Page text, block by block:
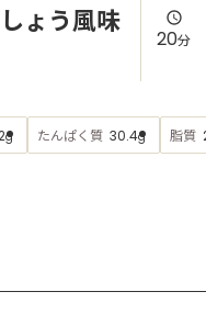
ょう風味
20分
g たんぱく質 30.4g 脂質